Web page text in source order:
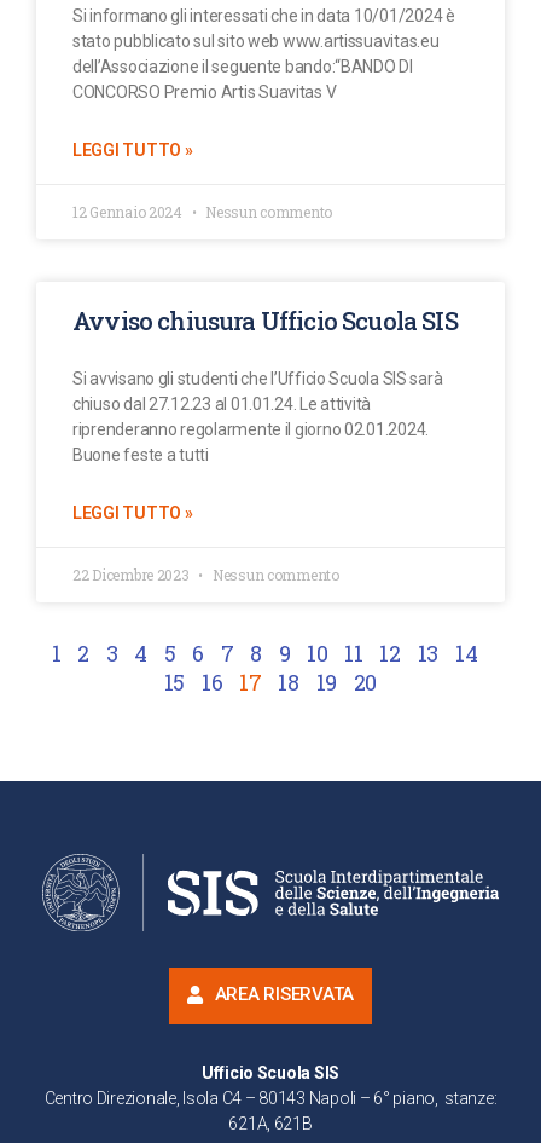
Si informano gli interessati che in data 10/01/2024 è
stato pubblicato sul sito web www.artissuavitas.eu
dell’Associazione il seguente bando:“BANDO DI
CONCORSO Premio Artis Suavitas V
LEGGI TUTTO »
12 Gennaio 2024 Nessun commento
Avviso chiusura Ufficio Scuola SIS
Si avvisano gli studenti che l’Ufficio Scuola SIS sarà
chiuso dal 27.12.23 al 01.01.24. Le attività
riprenderanno regolarmente il giorno 02.01.2024.
Buone feste a tutti
LEGGI TUTTO »
22 Dicembre 2023 Nessun commento
1 2 3 4 5 6 7 8 9 10 11 12 13
14
15
16 17 18 19 20
AREA RISERVATA
Ufficio Scuola SIS
Centro Direzionale, Isola C4 – 80143 Napoli – 6° piano, stanze:
621A, 621B